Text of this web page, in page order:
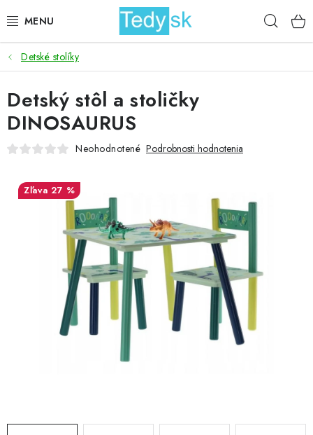
na
BICYKLE
ZÁHRADA
DOMÁCNOSŤ
DETSKÉ POSTELE
DETSKÝ TOVAR
AKCIOVÝ TOVAR
GALÉRIA OD ZÁKAZNÍKOV
Dopravné a platobné podmienky
Galéria od Zákaznikov
Detské stolíky
Detský stôl a stoličky
DINOSAURUS
Neohodnotené Podrobnosti hodnotenia
27 %